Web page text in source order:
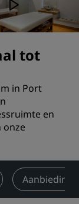
tot
in Port
en
onze